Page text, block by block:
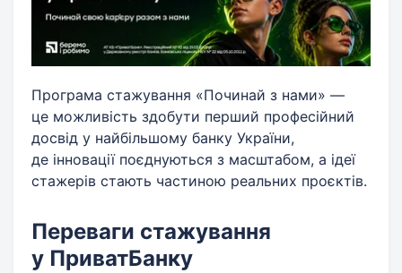
Програма стажування «Починай з нами» —
це можливість здобути перший професійний
досвід у найбільшому банку України,
де інновації поєднуються з масштабом, а ідеї
стажерів стають частиною реальних проєктів.
Переваги стажування
у ПриватБанку